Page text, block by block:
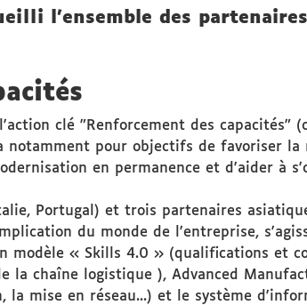
l’ensemble des
clé "Renforcement des capacités"
pour objectifs de favoriser la
en permanence et d'aider à
Portugal) et trois partenaires
du monde de l'entreprise,
modèle « Skills 4.0 » (qualifications et
la chaîne logistique ), Advanced
mise en réseau...) et le système